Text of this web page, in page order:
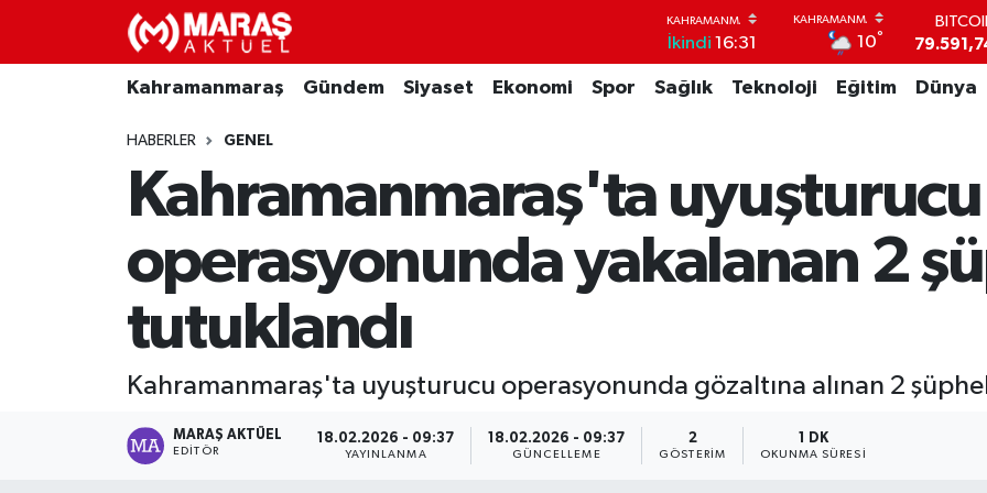
İkindi 16:31 10°
45,43620
61,60380
Kahramanmaraş Gündem Siyaset Ekonomi Spor Sağlık Teknoloji Eğitim Dünya
HABERLER GENEL
Kahramanmaraş'ta uyuşturucu
operasyonunda yakalanan 2
tutuklandı
Kahramanmaraş'ta uyuşturucu operasyonunda gözaltına alınan 2
MARAŞ AKTÜEL
EDITÖR
18.02.2026 - 09:37
YAYINLANMA
18.02.2026 - 09:37
GÜNCELLEME
2
GÖSTERIM
1 DK
OKUNMA SÜRESI
Kahramanmaraş
Gündem
Ekonomi
Nöbetçi Eczaneler
Hava Durumu
Namaz Vakitleri
Trafik Durumu
TFF 3.Lig 4.Grup Puan Durumu ve Fikstür